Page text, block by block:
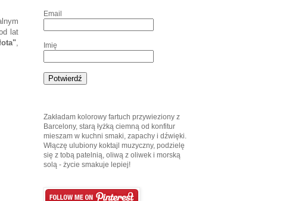
lat
,
Email
Imię
Zakładam kolorowy fartuch przywieziony z
Barcelony, starą łyżką ciemną od konfitur
mieszam w kuchni smaki, zapachy i dźwięki.
Włączę ulubiony koktajl muzyczny, podzielę
się z tobą patelnią, oliwą z oliwek i morską
solą - życie smakuje lepiej!